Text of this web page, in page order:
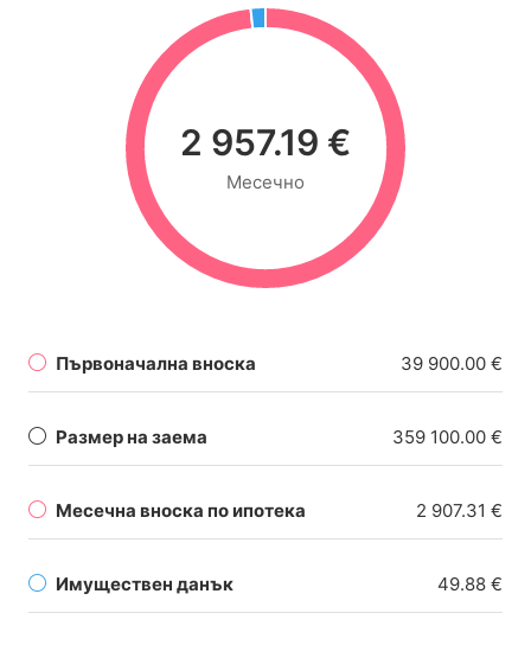
2 957.19 €
Месечно
Първоначална вноска 39 900.00 €
Размер на заема 359 100.00 €
Месечна вноска по ипотека 2 907.31 €
Имуществен данък 49.88 €